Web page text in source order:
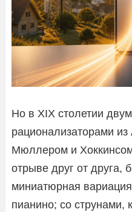
Но в XIX столетии
рационализаторами
Мюллером и
отрыве друг от друга,
миниатюрная
пианино; со струнами,